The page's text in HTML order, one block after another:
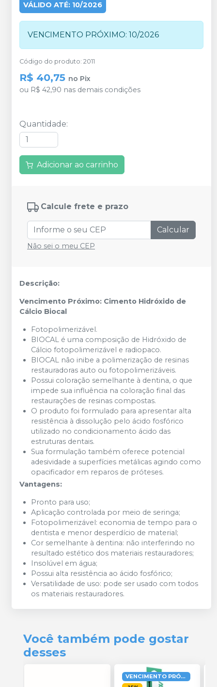
VÁLIDO ATÉ: 10/2026
VENCIMENTO PRÓXIMO: 10/2026
Código do produto: 2011
R$ 40,75 no Pix
ou R$ 42,90 nas demais condições
Quantidade:
Adicionar ao carrinho
Calcule frete e prazo
Calcular
Não sei o meu CEP
Descrição:
Vencimento Próximo: Cimento Hidróxido de
Cálcio Biocal
Fotopolimerizável.
BIOCAL é uma composição de Hidróxido de
Cálcio fotopolimerizável e radiopaco.
BIOCAL não inibe a polimerização de resinas
restauradoras auto ou fotopolimerizáveis.
Possui coloração semelhante à dentina, o que
impede sua influência na coloração final das
restaurações de resinas compostas.
O produto foi formulado para apresentar alta
resistência à dissolução pelo ácido fosfórico
utilizado no condicionamento ácido das
estruturas dentais.
Sua formulação também oferece potencial
adesividade a superfícies metálicas agindo como
opacificador em reparos de próteses.
Vantagens:
Pronto para uso;
Aplicação controlada por meio de seringa;
Fotopolimerizável: economia de tempo para o
dentista e menor desperdício de material;
Cor semelhante à dentina: não interferindo no
resultado estético dos materiais restauradores;
Insolúvel em água;
Possui alta resistência ao ácido fosfórico;
Versatilidade de uso: pode ser usado com todos
os materiais restauradores.
Você também pode gostar
desses
VENCIMENTO PRÓXIMO